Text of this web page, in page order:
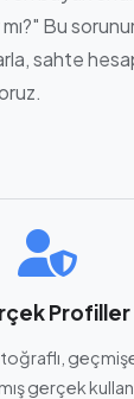
Bu
sahte
Profiller
gerçek